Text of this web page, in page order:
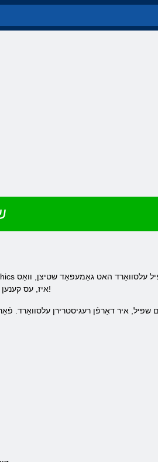
איז, עס קענען זיין פּלייַעד מיט אַ דזשויסטיק. אין דעם שפּיל איר קענען ווערן אַ לעגענדע, גיינינג וויקטאָריעס איבער זייער קעגנערס!